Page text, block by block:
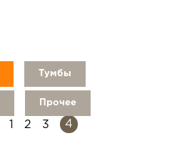
Тумбы
Прочее
1 2 3 4